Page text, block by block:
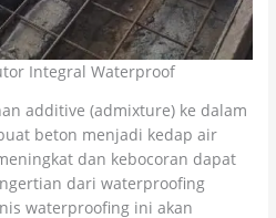
Integral Waterproof
additive (admixture) ke dalam
beton menjadi kedap air
dan kebocoran dapat
dari waterproofing
waterproofing ini akan